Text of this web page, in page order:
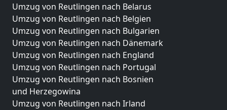
Umzug von Reutlingen nach Belarus
Umzug von Reutlingen nach Belgien
Umzug von Reutlingen nach Bulgarien
Umzug von Reutlingen nach Dänemark
Umzug von Reutlingen nach England
Umzug von Reutlingen nach Portugal
Umzug von Reutlingen nach Bosnien
und Herzegowina
Umzug von Reutlingen nach Irland